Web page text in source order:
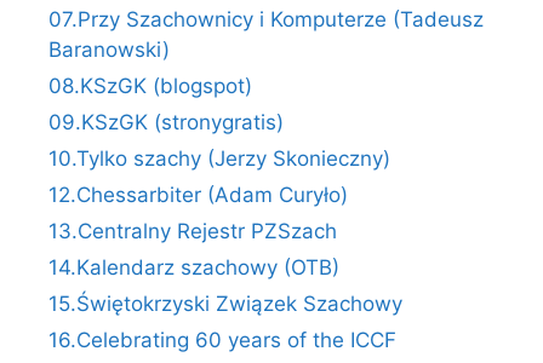
07.Przy Szachownicy i Komputerze (Tadeusz
Baranowski)
08.KSzGK (blogspot)
09.KSzGK (stronygratis)
10.Tylko szachy (Jerzy Skonieczny)
12.Chessarbiter (Adam Curyło)
13.Centralny Rejestr PZSzach
14.Kalendarz szachowy (OTB)
15.Świętokrzyski Związek Szachowy
16.Celebrating 60 years of the ICCF